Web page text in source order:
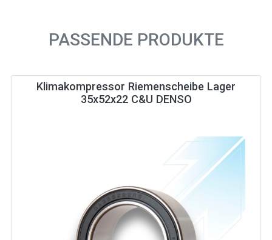
PASSENDE PRODUKTE
Klimakompressor Riemenscheibe Lager
35x52x22 C&U DENSO